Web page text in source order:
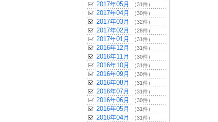
2017年05月 （31件）
2017年04月 （30件）
2017年03月 （32件）
2017年02月 （28件）
2017年01月 （31件）
2016年12月 （31件）
2016年11月 （30件）
2016年10月 （31件）
2016年09月 （30件）
2016年08月 （31件）
2016年07月 （31件）
2016年06月 （30件）
2016年05月 （31件）
2016年04月 （31件）